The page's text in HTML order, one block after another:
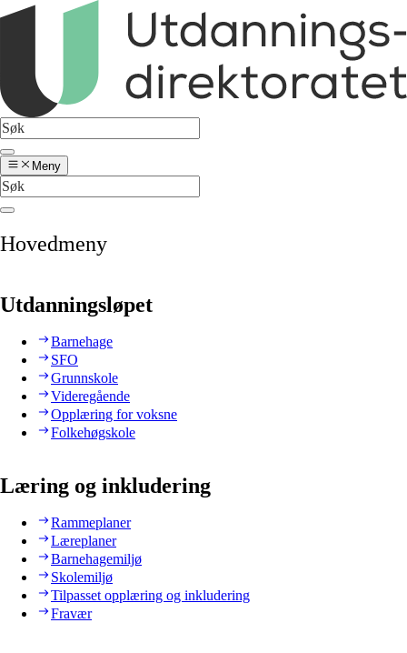
Meny
Hovedmeny
Utdanningsløpet
Barnehage
SFO
Grunnskole
Videregående
Opplæring for voksne
Folkehøgskole
Læring og inkludering
Rammeplaner
Læreplaner
Barnehagemiljø
Skolemiljø
Tilpasset opplæring og inkludering
Fravær